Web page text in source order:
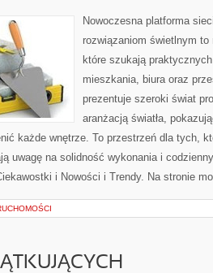
Nowoczesna platforma
rozwiązaniom świetlnym
które szukają
mieszkania, biura oraz
prezentuje szeroki świat
aranżacją światła,
każde wnętrze. To przestrzeń dla tych,
uwagę na solidność wykonania i
i Nowości i Trendy. Na stronie